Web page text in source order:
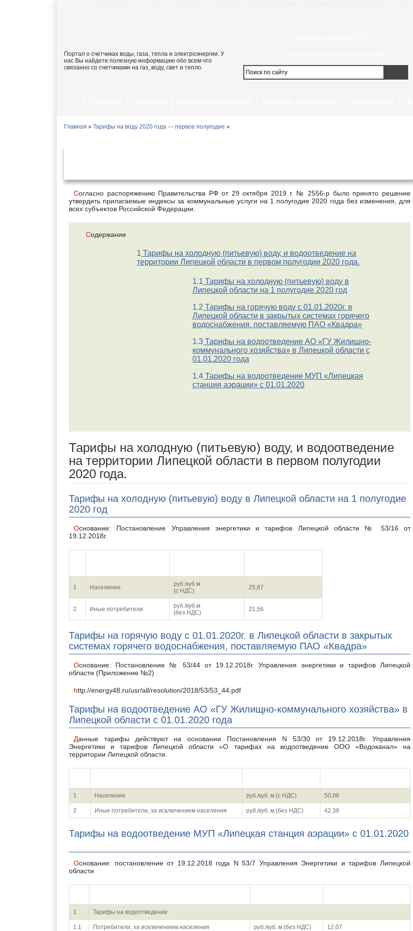
Портал о счетчиках воды, газа, тепла и электроэнергии. У
нас Вы найдете полезную информацию обо всем что
связанно со счетчиками на газ, воду, свет и тепло.
Главная » Тарифы на воду 2020 года — первое полугодие »
Согласно распоряжению Правительства РФ от 29 октября 2019 г. № 2556-р было принято решение
утвердить прилагаемые индексы за коммунальные услуги на 1 полугодие 2020 года без изменения, для
всех субъектов Российской Федерации.
Содержание
1 Тарифы на холодную (питьевую) воду, и водоотведение на
территории Липецкой области в первом полугодии 2020 года.
1.1 Тарифы на холодную (питьевую) воду в
Липецкой области на 1 полугодие 2020 год
1.2 Тарифы на горячую воду с 01.01.2020г. в
Липецкой области в закрытых системах горячего
водоснабжения, поставляемую ПАО «Квадра»
1.3 Тарифы на водоотведение АО «ГУ Жилищно-
коммунального хозяйства» в Липецкой области с
01.01.2020 года
1.4 Тарифы на водоотведение МУП «Липецкая
станция аэрации» с 01.01.2020
Тарифы на холодную (питьевую) воду, и водоотведение
на территории Липецкой области в первом полугодии
2020 года.
Тарифы на холодную (питьевую) воду в Липецкой области на 1 полугодие
2020 год
Основание: Постановление Управления энергетики и тарифов Липецкой области № 53/16 от
19.12.2018г.
1 Население
руб./куб.м
(с НДС)
25,87
2 Иные потребители
руб./куб.м
(без НДС)
21,56
Тарифы на горячую воду с 01.01.2020г. в Липецкой области в закрытых
системах горячего водоснабжения, поставляемую ПАО «Квадра»
Основание: Постановление № 53/44 от 19.12.2018г. Управления энергетики и тарифов Липецкой
области (Приложение №2)
http://energy48.ru/usr/all/resolution/2018/53/53_44.pdf
Тарифы на водоотведение АО «ГУ Жилищно-коммунального хозяйства» в
Липецкой области с 01.01.2020 года
Данные тарифы действуют на основании Постановления N 53/30 от 19.12.2018г. Управления
Энергетики и тарифов Липецкой области «О тарифах на водоотведение ООО «Водоканал» на
территории Липецкой области.
1 Население руб./куб. м (с НДС) 50,86
2 Иные потребители, за исключением населения руб./куб. м (без НДС) 42,38
Тарифы на водоотведение МУП «Липецкая станция аэрации» с 01.01.2020
Основание: постановление от 19.12.2018 года N 53/7 Управления Энергетики и тарифов Липецкой
области
1 Тарифы на водоотведение
1.1 Потребители, за исключением населения руб./куб. м (без НДС) 12,07